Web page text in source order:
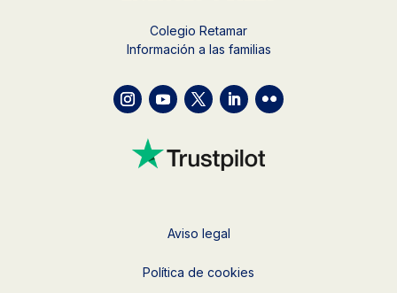
Colegio Retamar
Información a las familias
Aviso legal
Política de cookies